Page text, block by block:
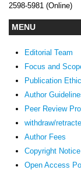
2598-5981 (Online)
MENU
Editorial Team
Focus and
Publication Ethic
Author
Peer Review
withdraw/
Author Fees
Copyright Notice
Open Access